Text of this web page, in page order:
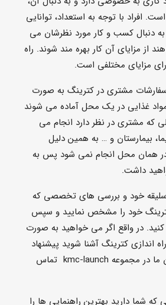
سفارشات مشتری در کترینگ به صورت
غذایی در یک محل آماده می شوند
که مشتری در نظر دارد انجام می
بیمارستان و … به همین دلیل
داشت.
خود و بررسی های تخصصی که
خود را مشخص نمایید و سپس
در واقع اگر می خواهید به صورت
اندازی کترینگ آشنا شوید پیشنهاد
که شما دارید بهترین راهنمایی ها را